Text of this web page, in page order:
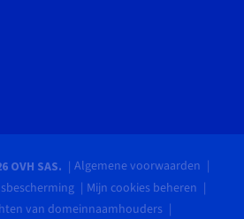
OVH SAS.
Algemene voorwaarden
Mijn cookies beheren
van domeinnaamhouders